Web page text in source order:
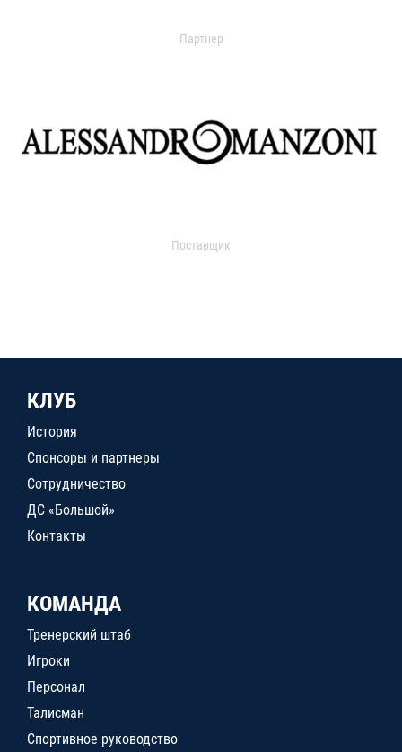
Партнер
Поставщик
КЛУБ
История
Спонсоры и партнеры
Сотрудничество
ДС «Большой»
Контакты
КОМАНДА
Тренерский штаб
Игроки
Персонал
Талисман
Спортивное руководство